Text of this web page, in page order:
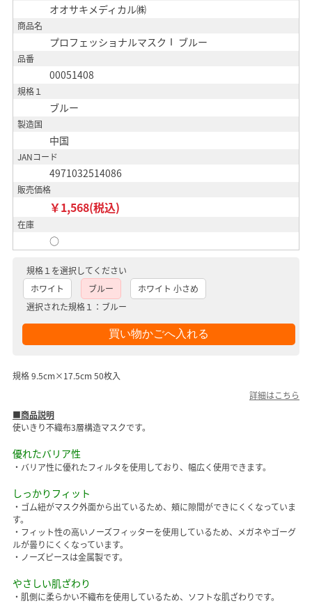
オオサキメディカル㈱
商品名
プロフェッショナルマスクⅠ ブルー
品番
00051408
規格１
ブルー
製造国
中国
JANコード
4971032514086
販売価格
￥1,568(税込)
在庫
○
規格１を選択してください
ホワイト
ブルー
ホワイト 小さめ
選択された規格１：ブルー
規格 9.5cm×17.5cm 50枚入
詳細はこちら
■商品説明
使いきり不織布3層構造マスクです。
優れたバリア性
・バリア性に優れたフィルタを使用しており、幅広く使用できます。
しっかりフィット
・ゴム紐がマスク外面から出ているため、頬に隙間ができにくくなっていま
す。
・フィット性の高いノーズフィッターを使用しているため、メガネやゴーグ
ルが曇りにくくなっています。
・ノーズピースは金属製です。
やさしい肌ざわり
・肌側に柔らかい不織布を使用しているため、ソフトな肌ざわりです。